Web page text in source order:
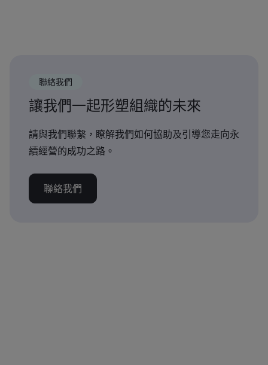
聯絡我們
讓我們一起形塑組織的未來
請與我們聯繫，瞭解我們如何協助及引導您走向永
續經營的成功之路。
聯絡我們